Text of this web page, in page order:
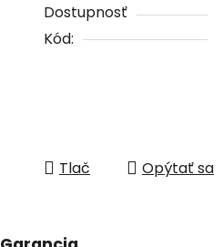
Dostupnosť
Kód:
Tlač Opýtať sa